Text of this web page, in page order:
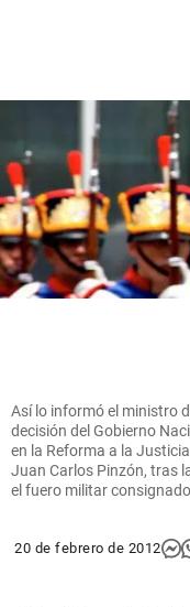
Así lo informó el ministro
decisión del Gobierno
en la Reforma a la
Juan Carlos Pinzón, tras
el fuero militar
20 de febrero de 2012